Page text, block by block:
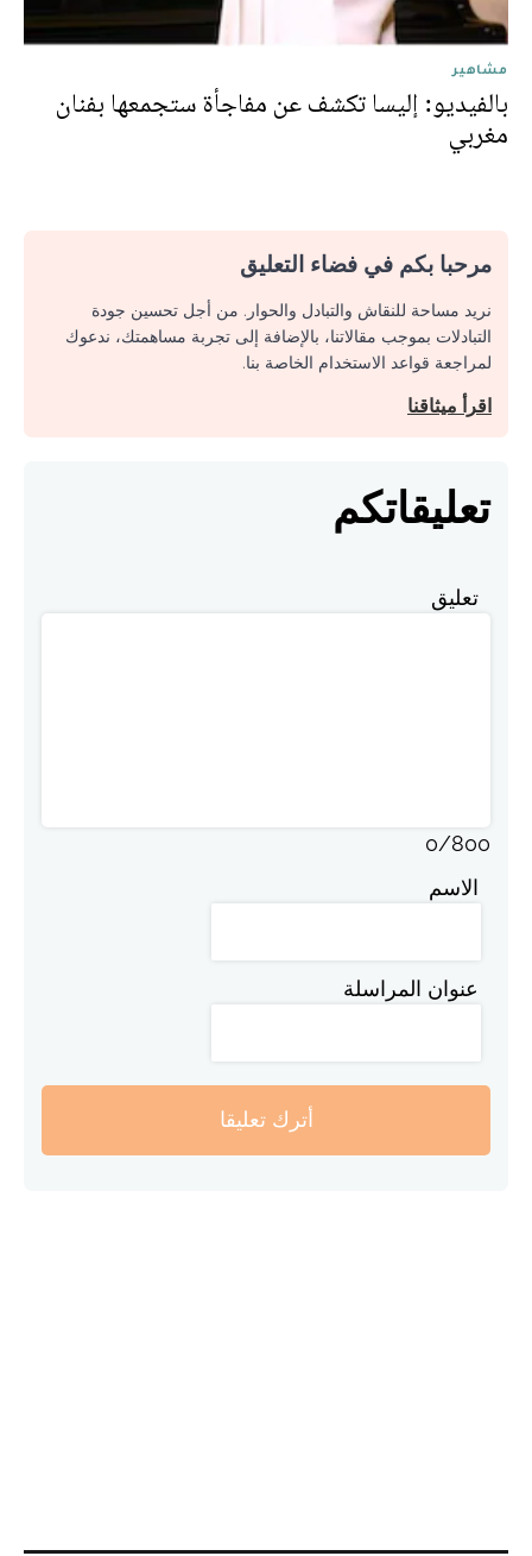
مشاهير
بالفيديو: إليسا تكشف عن مفاجأة ستجمعها بفنان
مغربي
مرحبا بكم في فضاء التعليق
نريد مساحة للنقاش والتبادل والحوار. من أجل تحسين جودة
التبادلات بموجب مقالاتنا، بالإضافة إلى تجربة مساهمتك، ندعوك
لمراجعة قواعد الاستخدام الخاصة بنا.
اقرأ ميثاقنا
تعليقاتكم
تعليق
0/800
الاسم
عنوان المراسلة
أترك تعليقا